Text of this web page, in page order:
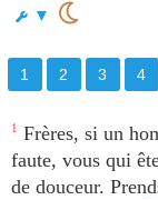
▼
1 2 3 4
1
Frères, si un
faute, vous qui
de douceur.